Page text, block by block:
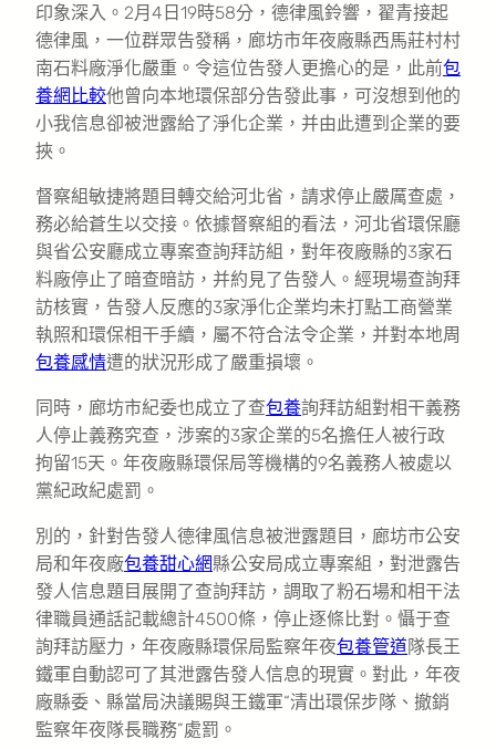
印象深入。2月4日19時58分，德律風鈴響，翟青接起
德律風，一位群眾告發稱，廊坊市年夜廠縣西馬莊村村
南石料廠淨化嚴重。令這位告發人更擔心的是，此前包
養網比較他曾向本地環保部分告發此事，可沒想到他的
小我信息卻被泄露給了淨化企業，并由此遭到企業的要
挾。
督察組敏捷將題目轉交給河北省，請求停止嚴厲查處，
務必給蒼生以交接。依據督察組的看法，河北省環保廳
與省公安廳成立專案查詢拜訪組，對年夜廠縣的3家石
料廠停止了暗查暗訪，并約見了告發人。經現場查詢拜
訪核實，告發人反應的3家淨化企業均未打點工商營業
執照和環保相干手續，屬不符合法令企業，并對本地周
包養感情遭的狀況形成了嚴重損壞。
同時，廊坊市紀委也成立了查包養詢拜訪組對相干義務
人停止義務究查，涉案的3家企業的5名擔任人被行政
拘留15天。年夜廠縣環保局等機構的9名義務人被處以
黨紀政紀處罰。
別的，針對告發人德律風信息被泄露題目，廊坊市公安
局和年夜廠包養甜心網縣公安局成立專案組，對泄露告
發人信息題目展開了查詢拜訪，調取了粉石場和相干法
律職員通話記載總計4500條，停止逐條比對。懾于查
詢拜訪壓力，年夜廠縣環保局監察年夜包養管道隊長王
鐵軍自動認可了其泄露告發人信息的現實。對此，年夜
廠縣委、縣當局決議賜與王鐵軍“清出環保步隊、撤銷
監察年夜隊長職務”處罰。